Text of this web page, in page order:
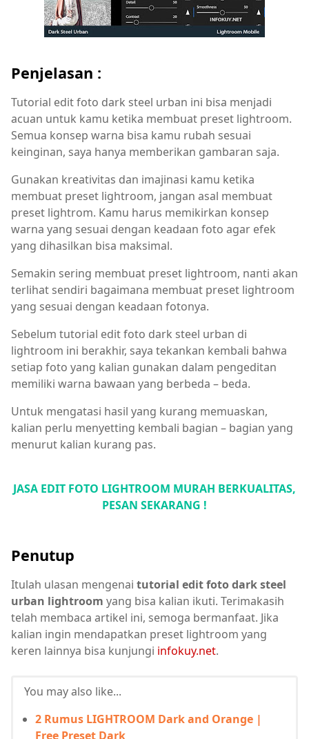
Penjelasan :
Tutorial edit foto dark steel urban ini bisa menjadi
acuan untuk kamu ketika membuat preset lightroom.
Semua konsep warna bisa kamu rubah sesuai
keinginan, saya hanya memberikan gambaran saja.
Gunakan kreativitas dan imajinasi kamu ketika
membuat preset lightroom, jangan asal membuat
preset lightrom. Kamu harus memikirkan konsep
warna yang sesuai dengan keadaan foto agar efek
yang dihasilkan bisa maksimal.
Semakin sering membuat preset lightroom, nanti akan
terlihat sendiri bagaimana membuat preset lightroom
yang sesuai dengan keadaan fotonya.
Sebelum tutorial edit foto dark steel urban di
lightroom ini berakhir, saya tekankan kembali bahwa
setiap foto yang kalian gunakan dalam pengeditan
memiliki warna bawaan yang berbeda – beda.
Untuk mengatasi hasil yang kurang memuaskan,
kalian perlu menyetting kembali bagian – bagian yang
menurut kalian kurang pas.
JASA EDIT FOTO LIGHTROOM MURAH BERKUALITAS,
PESAN SEKARANG !
Penutup
Itulah ulasan mengenai tutorial edit foto dark steel
urban lightroom yang bisa kalian ikuti. Terimakasih
telah membaca artikel ini, semoga bermanfaat. Jika
kalian ingin mendapatkan preset lightroom yang
keren lainnya bisa kunjungi infokuy.net.
You may also like...
2 Rumus LIGHTROOM Dark and Orange |
Free Preset Dark